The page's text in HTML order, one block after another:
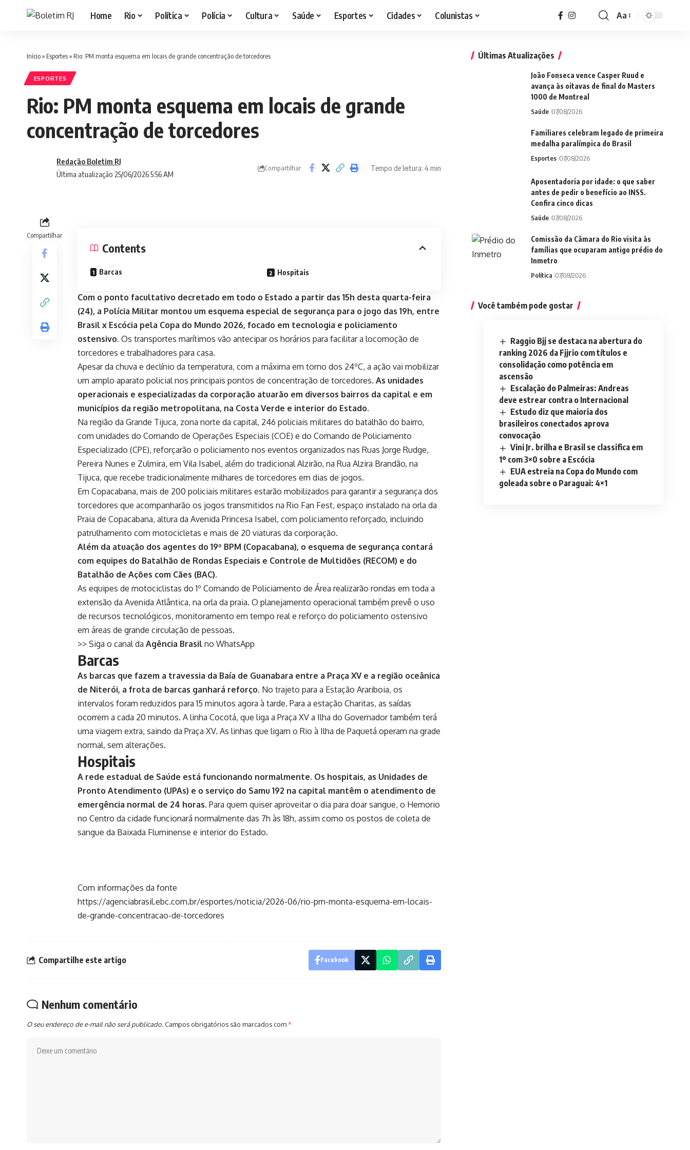
Home Rio Política Polícia Cultura Saúde Esportes Cidades Colunistas
Font
Aa
Início» Esportes» Rio: PM monta esquema em locais de grande concentração de torcedores
ESPORTES
Rio: PM monta esquema em locais de grande
concentração de torcedores
Última atualização 25/06/2026 5:56 AM
Redação Boletim RJ
Compartilhar Tempo de leitura: 4 min
Compartilhar
Contents
Barcas Hospitais
Com o ponto facultativo decretado em todo o Estado a partir das 15h desta quarta-feira
(24), a Polícia Militar montou um esquema especial de segurança para o jogo das 19h, entre
Brasil x Escócia pela Copa do Mundo 2026, focado em tecnologia e policiamento
ostensivo. Os transportes marítimos vão antecipar os horários para facilitar a locomoção de
torcedores e trabalhadores para casa.
Apesar da chuva e declínio da temperatura, com a máxima em torno dos 24ºC, a ação vai mobilizar
um amplo aparato policial nos principais pontos de concentração de torcedores. As unidades
operacionais e especializadas da corporação atuarão em diversos bairros da capital e em
municípios da região metropolitana, na Costa Verde e interior do Estado.
Na região da Grande Tijuca, zona norte da capital, 246 policiais militares do batalhão do bairro,
com unidades do Comando de Operações Especiais (COE) e do Comando de Policiamento
Especializado (CPE), reforçarão o policiamento nos eventos organizados nas Ruas Jorge Rudge,
Pereira Nunes e Zulmira, em Vila Isabel, além do tradicional Alzirão, na Rua Alzira Brandão, na
Tijuca, que recebe tradicionalmente milhares de torcedores em dias de jogos.
Em Copacabana, mais de 200 policiais militares estarão mobilizados para garantir a segurança dos
torcedores que acompanharão os jogos transmitidos na Rio Fan Fest, espaço instalado na orla da
Praia de Copacabana, altura da Avenida Princesa Isabel, com policiamento reforçado, incluindo
patrulhamento com motocicletas e mais de 20 viaturas da corporação.
Além da atuação dos agentes do 19º BPM (Copacabana), o esquema de segurança contará
com equipes do Batalhão de Rondas Especiais e Controle de Multidões (RECOM) e do
Batalhão de Ações com Cães (BAC).
As equipes de motociclistas do 1º Comando de Policiamento de Área realizarão rondas em toda a
extensão da Avenida Atlântica, na orla da praia. O planejamento operacional também prevê o uso
de recursos tecnológicos, monitoramento em tempo real e reforço do policiamento ostensivo
em áreas de grande circulação de pessoas.
>> Siga o canal da Agência Brasil no WhatsApp
Barcas
As barcas que fazem a travessia da Baía de Guanabara entre a Praça XV e a região oceânica
de Niterói, a frota de barcas ganhará reforço. No trajeto para a Estação Arariboia, os
intervalos foram reduzidos para 15 minutos agora à tarde. Para a estação Charitas, as saídas
ocorrem a cada 20 minutos. A linha Cocotá, que liga a Praça XV a Ilha do Governador também terá
uma viagem extra, saindo da Praça XV. As linhas que ligam o Rio à Ilha de Paquetá operam na grade
normal, sem alterações.
Hospitais
A rede estadual de Saúde está funcionando normalmente. Os hospitais, as Unidades de
Pronto Atendimento (UPAs) e o serviço do Samu 192 na capital mantêm o atendimento de
emergência normal de 24 horas. Para quem quiser aproveitar o dia para doar sangue, o Hemorio
no Centro da cidade funcionará normalmente das 7h às 18h, assim como os postos de coleta de
sangue da Baixada Fluminense e interior do Estado.
Com informações da fonte
https://agenciabrasil.ebc.com.br/esportes/noticia/2026-06/rio-pm-monta-esquema-em-locais-
de-grande-concentracao-de-torcedores
Compartilhe este artigo Facebook
Nenhum comentário
O seu endereço de e-mail não será publicado. Campos obrigatórios são marcados com*
Últimas Atualizações
João Fonseca vence Casper Ruud e
avança às oitavas de final do Masters
1000 de Montreal
Saúde 07/08/2026
Familiares celebram legado de primeira
medalha paralímpica do Brasil
Esportes 07/08/2026
Aposentadoria por idade: o que saber
antes de pedir o benefício ao INSS.
Confira cinco dicas
Saúde 07/08/2026
Comissão da Câmara do Rio visita às
famílias que ocuparam antigo prédio do
Inmetro
Política 07/08/2026
Você também pode gostar
Raggio Bjj se destaca na abertura do
ranking 2026 da Fjjrio com títulos e
consolidação como potência em
ascensão
Escalação do Palmeiras: Andreas
deve estrear contra o Internacional
Estudo diz que maioria dos
brasileiros conectados aprova
convocação
Vini Jr. brilha e Brasil se classifica em
1º com 3×0 sobre a Escócia
EUA estreia na Copa do Mundo com
goleada sobre o Paraguai: 4×1